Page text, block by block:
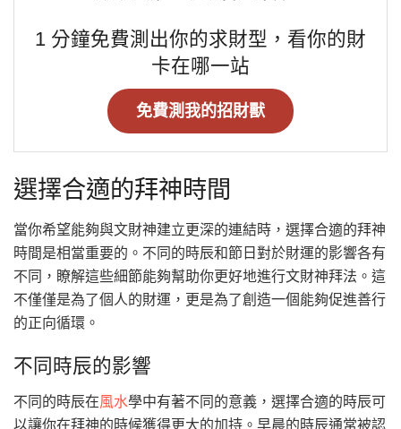
1 分鐘免費測出你的求財型，看你的財
卡在哪一站
免費測我的招財獸
選擇合適的拜神時間
當你希望能夠與文財神建立更深的連結時，選擇合適的拜神
時間是相當重要的。不同的時辰和節日對於財運的影響各有
不同，瞭解這些細節能夠幫助你更好地進行文財神拜法。這
不僅僅是為了個人的財運，更是為了創造一個能夠促進善行
的正向循環。
不同時辰的影響
不同的時辰在風水學中有著不同的意義，選擇合適的時辰可
以讓你在拜神的時候獲得更大的加持。早晨的時辰通常被認